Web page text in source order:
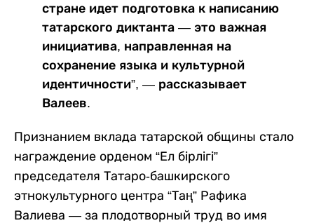
стране идет подготовка к написанию
татарского диктанта — это важная
инициатива, направленная на
сохранение языка и культурной
идентичности”, — рассказывает
Валеев.
Признанием вклада татарской общины стало
награждение орденом “Ел бірлігі”
председателя Татаро-башкирского
этнокультурного центра “Таң” Рафика
Валиева — за плодотворный труд во имя